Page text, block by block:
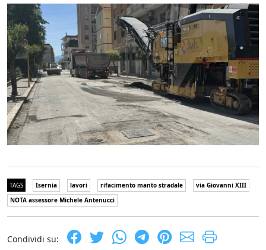
TAGS Isernia lavori rifacimento manto stradale
via Giovanni XIII
NOTA assessore Michele Antenucci
Condividi su: